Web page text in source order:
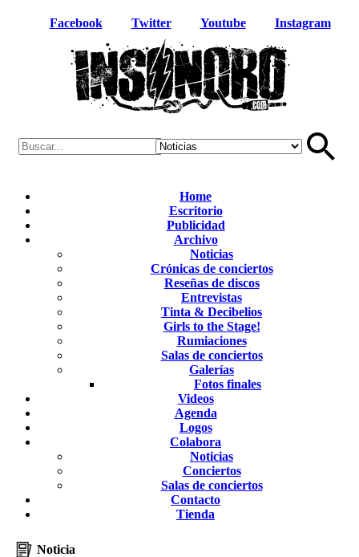
Facebook Twitter Youtube Instagram
Home
Escritorio
Publicidad
Archivo
Noticias
Crónicas de conciertos
Reseñas de discos
Entrevistas
Tinta & Decibelios
Girls to the Stage!
Rumiaciones
Salas de conciertos
Galerías
Fotos finales
Videos
Agenda
Logos
Colabora
Noticias
Conciertos
Salas de conciertos
Contacto
Tienda
Noticia